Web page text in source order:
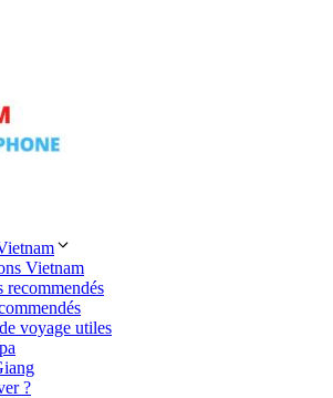
Vietnam
recommendés
voyage utiles
?